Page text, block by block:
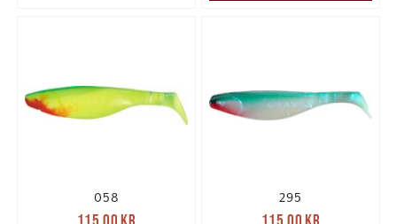
058
Nuvarande pris
295
Nuvarande pris